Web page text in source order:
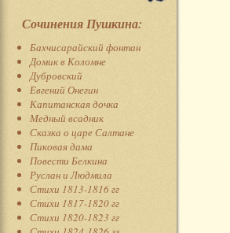
Сочинения Пушкина:
Бахчисарайский фонтан
Домик в Коломне
Дубровский
Евгений Онегин
Капитанская дочка
Медный всадник
Сказка о царе Салтане
Пиковая дама
Повести Белкина
Руслан и Людмила
Стихи 1813-1816 гг
Стихи 1817-1820 гг
Стихи 1820-1823 гг